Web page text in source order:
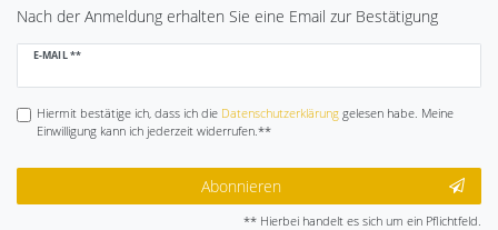
Nach der Anmeldung erhalten Sie eine Email zur Bestätigung
E-MAIL **
Newsletter
Hiermit bestätige ich, dass ich die Daten­schutz­erklärunggelesen habe. Meine
Einwilligung kann ich jederzeit widerrufen.**
Abonnieren
** Hierbei handelt es sich um ein Pflichtfeld.